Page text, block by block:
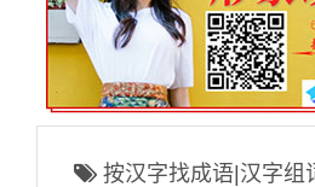
按汉字找成语|汉字组